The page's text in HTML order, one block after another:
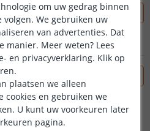
door onze klanten.
dit product.
om uw gedrag binnen
We gebruiken uw
van advertenties. Dat
manier. Meer weten? Lees
en privacyverklaring. Klik op
plaatsen we alleen
cookies en gebruiken we
U kunt uw voorkeuren later
pagina.